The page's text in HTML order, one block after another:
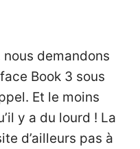
nous demandons
Book 3 sous
Et le moins
y a du lourd ! La
d’ailleurs pas à